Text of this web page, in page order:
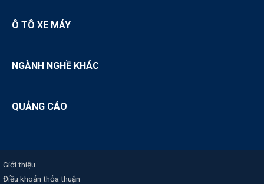
Ô TÔ XE MÁY
NGÀNH NGHỀ KHÁC
QUẢNG CÁO
Giới thiệu
Điều khoản thỏa thuận